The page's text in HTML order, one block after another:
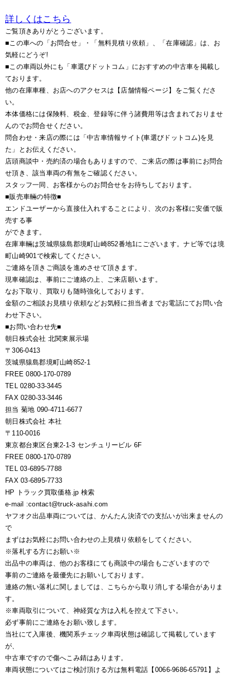
詳しくはこちら
ご覧頂きありがとうございます。
■この車への「お問合せ」・「無料見積り依頼」、「在庫確認」は、お
気軽にどうぞ!
■この車両以外にも「車選びドットコム」におすすめの中古車を掲載し
ております。
他の在庫車種、お店へのアクセスは【店舗情報ページ】をご覧くださ
い。
本体価格には保険料、税金、登録等に伴う諸費用等は含まれておりませ
んのでお問合せください。
問合わせ・来店の際には「中古車情報サイト(車選びドットコム)を見
た」とお伝えください。
店頭商談中・売約済の場合もありますので、ご来店の際は事前にお問合
せ頂き、該当車両の有無をご確認ください。
スタッフ一同、お客様からのお問合せをお待ちしております。
■販売車輛の特徴■
エンドユーザーから直接仕入れすることにより、次のお客様に安価で販
売する事
ができます。
在庫車輛は茨城県猿島郡境町山崎852番地1にございます。ナビ等では境
町山崎901で検索してください。
ご連絡を頂きご商談を進めさせて頂きます。
現車確認は、事前にご連絡の上、ご来店願います。
なお下取り、買取りも随時強化しております。
金額のご相談お見積り依頼などお気軽に担当者までお電話にてお問い合
わせ下さい。
■お問い合わせ先■
朝日株式会社 北関東展示場
〒306-0413
茨城県猿島郡境町山崎852-1
FREE 0800-170-0789
TEL 0280-33-3445
FAX 0280-33-3446
担当 菊地 090-4711-6677
朝日株式会社 本社
〒110-0016
東京都台東区台東2-1-3 センチュリービル 6F
FREE 0800-170-0789
TEL 03-6895-7788
FAX 03-6895-7733
HP トラック買取価格.jp 検索
e-mail :contact@truck-asahi.com
ヤフオク出品車両については、かんたん決済での支払いが出来ませんの
で
まずはお気軽にお問い合わせの上見積り依頼をしてください。
※落札する方にお願い※
出品中の車両は、他のお客様にても商談中の場合もございますので
事前のご連絡を最優先にお願いしております。
連絡の無い落札に関しましては、こちらから取り消しする場合がありま
す。
※車両取引について、神経質な方は入札を控えて下さい。
必ず事前にご連絡をお願い致します。
当社にて入庫後、機関系チェック車両状態は確認して掲載しています
が、
中古車ですので傷へこみ錆はあります。
車両状態についてはご検討頂ける方は無料電話【0066-9686-65791】よ